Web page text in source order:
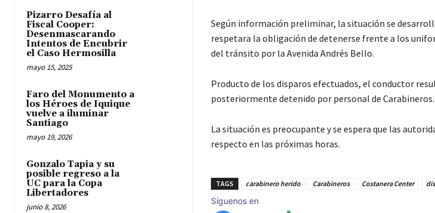
Pizarro Desafía al
Fiscal Cooper:
Desenmascarando
Intentos de Encubrir
el Caso Hermosilla
mayo 15, 2025
Faro del Monumento a
los Héroes de Iquique
vuelve a iluminar
Santiago
mayo 19, 2026
Gonzalo Tapia y su
posible regreso a la
UC para la Copa
Libertadores
junio 8, 2026
Según información preliminar, la situación se
respetara la obligación de detenerse frente a los
del tránsito por la Avenida Andrés Bello.
Producto de los disparos efectuados, el conductor
posteriormente detenido por personal de Carabineros.
La situación es preocupante y se espera que las
respecto en las próximas horas.
TAGS carabinero herido Carabineros Costanera Center
Síguenos en